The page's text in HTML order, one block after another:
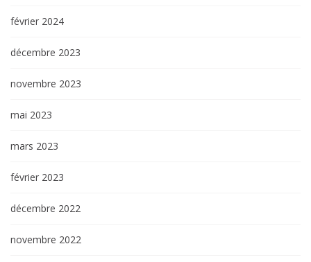
février 2024
décembre 2023
novembre 2023
mai 2023
mars 2023
février 2023
décembre 2022
novembre 2022